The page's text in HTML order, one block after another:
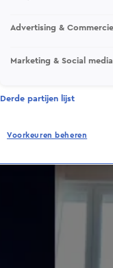
Advertising &
Marketing & Social media
Derde partijen lijst
Voorkeuren beheren